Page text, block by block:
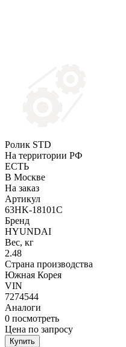
Ролик STD
На территории РФ
ЕСТЬ
В Москве
На заказ
Артикул
63HK-18101C
Бренд
HYUNDAI
Вес, кг
2.48
Страна производства
Южная Корея
VIN
7274544
Аналоги
0 посмотреть
Цена по запросу
Купить